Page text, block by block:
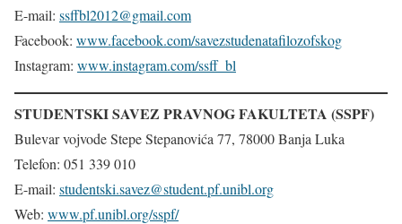
E-mail: ssffbl2012@gmail.com
Facebook: www.facebook.com/savezstudenatafilozofskog
Instagram: www.instagram.com/ssff_bl
STUDENTSKI SAVEZ PRAVNOG FAKULTETA (SSPF)
Bulevar vojvode Stepe Stepanovića 77, 78000 Banja Luka
Telefon: 051 339 010
E-mail: studentski.savez@student.pf.unibl.org
Web: www.pf.unibl.org/sspf/